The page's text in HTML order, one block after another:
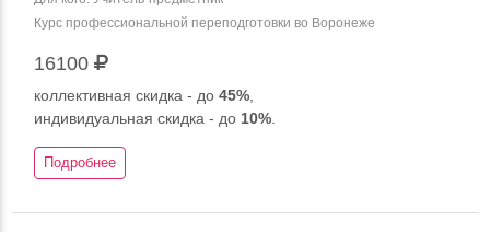
Курс профессиональной переподготовки во Воронеже
16100
коллективная скидка - до 45%
индивидуальная скидка - до 10%
Подробнее